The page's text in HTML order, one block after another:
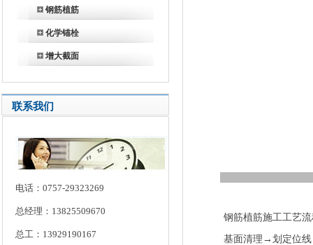
钢筋植筋
化学锚栓
增大截面
联系我们
电话：0757-29323269
总经理：13825509670
总工：13929190167
钢筋植筋施工工艺
基面清理→划定位